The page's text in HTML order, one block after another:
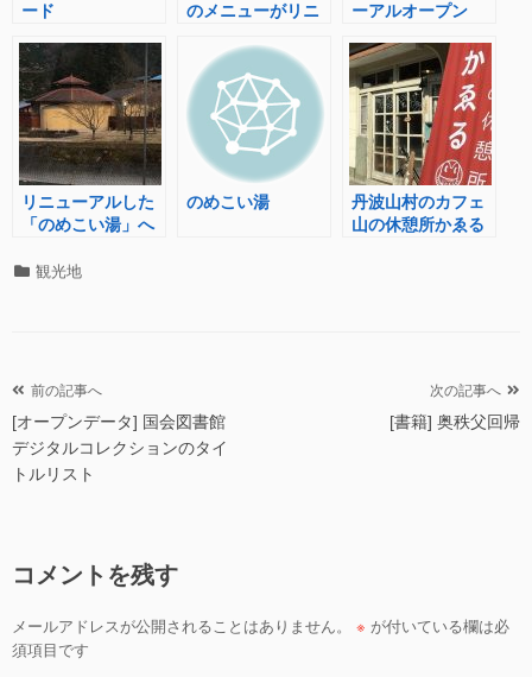
ード
のメニューがリニ
ーアルオープン
リニューアルした
「のめこい湯」へ
のめこい湯
丹波山村のカフェ
山の休憩所かゑる
カ 観光地
投
稿
ナ
ー
ョ
ン
前の記事へ
[オープンデータ] 国会図書館
デジタルコレクションのタイ
トルリスト
次の記事へ
[書籍] 奥秩父回帰
コメントを残す
メールアドレスが公開されることはありません。 ※ が付いている欄は必
須項目です